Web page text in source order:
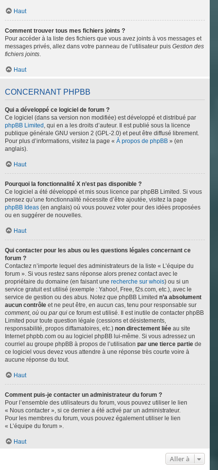
Haut
Comment trouver tous mes fichiers joints ?
Pour accéder à la liste des fichiers que vous avez joints à vos messages et
messages privés, allez dans votre panneau de l’utilisateur puis Gestion des
fichiers joints.
Haut
CONCERNANT PHPBB
Qui a développé ce logiciel de forum ?
Ce logiciel (dans sa version non modifiée) est développé et distribué par
phpBB Limited , qui en a les droits d’auteur. Il est publié sous la licence
publique générale GNU version 2 (GPL-2.0) et peut être diffusé librement.
Pour plus d’informations, visitez la page « À propos de phpBB » (en
anglais).
Haut
Pourquoi la fonctionnalité X n’est pas disponible ?
Ce logiciel a été développé et mis sous licence par phpBB Limited. Si vous
pensez qu’une fonctionnalité nécessite d’être ajoutée, visitez la page
phpBB Ideas (en anglais) où vous pouvez voter pour des idées proposées
ou en suggérer de nouvelles.
Haut
Qui contacter pour les abus ou les questions légales concernant ce
forum ?
Contactez n’importe lequel des administrateurs de la liste « L’équipe du
forum ». Si vous restez sans réponse alors prenez contact avec le
propriétaire du domaine (en faisant une recherche sur whois) ou si un
service gratuit est utilisé (exemple : Yahoo!, Free, f2s.com, etc.), avec le
service de gestion ou des abus. Notez que phpBB Limited n’a absolument
aucun contrôle et ne peut être, en aucun cas, tenu pour responsable sur
comment, où ou par qui ce forum est utilisé. Il est inutile de contacter phpBB
Limited pour toute question légale (cessions et désistements,
responsabilité, propos diffamatoires, etc.) non directement liée au site
Internet phpbb.com ou au logiciel phpBB lui-même. Si vous adressez un
courriel au groupe phpBB à propos de l’utilisation par une tierce partie de
ce logiciel vous devez vous attendre à une réponse très courte voire à
aucune réponse du tout.
Haut
Comment puis-je contacter un administrateur du forum ?
Pour l’ensemble des utilisateurs du forum, vous pouvez utiliser le lien
« Nous contacter », si ce dernier a été activé par un administrateur.
Pour les membres du forum, vous pouvez également utiliser le lien
« L’équipe du forum ».
Haut
Aller à